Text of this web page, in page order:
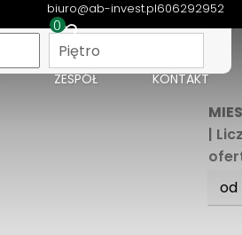
biuro@ab-invest.pl606292952
0
ZESPÓŁ KONTAKT
Piętro
|
od